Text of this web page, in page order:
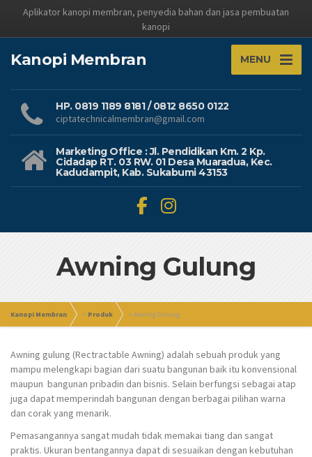
Aplikator kanopi membran, penyedia bahan dan jasa pembuatan
kanopi
Kanopi Membran MENU
HP. 0819 1189 8181 / 0812 8650 0122
ciptatechnicalmembran@gmail.com
Marketing Office : Jl. Pendidikan Km. 2 Kp.
Cidadap RT. 03 RW. 01 Desa Muaradua, Kec.
Kadudampit, Kab. Sukabumi 43153
Awning Gulung
Kanopi Membran > Produk >Awning Gulung
Awning gulung (Rectractable Awning) adalah sebuah produk yang
mampu melengkapi bagian dari suatu bangunan baik itu konvensional
maupun bangunan pribadin dan bisnis. Selain berfungsi sebagai atap
juga dapat memperindah bangunan dengan berbagai pilihan warna
dan corak yang menarik.
Pemasangannya sangat mudah tidak memakai tiang dan sangat
praktis. Ukuran bentangannya dapat di sesuaikan dengan kebutuhan